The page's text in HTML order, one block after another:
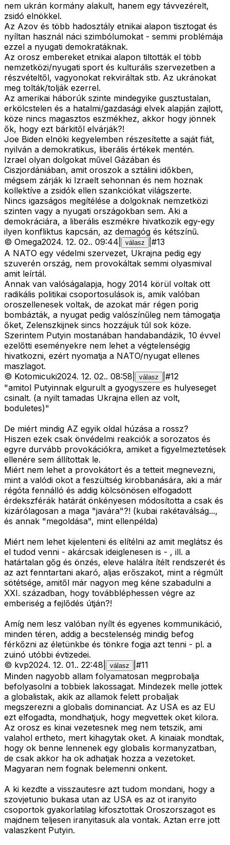
nem ukrán kormány alakult, hanem egy távvezérelt,
zsidó elnökkel.
Az Azov és több hadosztály etnikai alapon tisztogat és
nyíltan használ náci szimbólumokat - semmi problémája
ezzel a nyugati demokratáknak.
Az orosz embereket etnikai alapon tiltották el több
nemzetközi/nyugati sport és kulturális szervezetben a
részvételtől, vagyonokat rekviráltak stb. Az ukránokat
meg tolták/tolják ezerrel.
Az amerikai háborúk szinte mindegyike gusztustalan,
erkölcstelen és a hatalmi/gazdasági elvek alapján zajlott,
köze nincs magasztos eszmékhez, akkor hogy jönnek
ők, hogy ezt bárkitől elvárják?!
Joe Biden elnöki kegyelemben részesítette a saját fiát,
nyilván a demokratikus, liberális értékek mentén.
Izrael olyan dolgokat művel Gázában és
Ciszjordániában, amit oroszok a sztálini időkben,
mégsem zárják ki Izraelt sehonnan és nem hoznak
kollektíve a zsidók ellen szankciókat világszerte.
Nincs igazságos megítélése a dolgoknak nemzetközi
szinten vagy a nyugati országokban sem. Aki a
demokráciára, a liberális eszmékre hivatkozik egy-egy
ilyen konfliktus kapcsán, az demagóg és kétszínű.
© Omega2024. 12. 02.. 09:44 válasz #13
A NATO egy védelmi szervezet, Ukrajna pedig egy
szuverén ország, nem provokáltak semmi olyasmival
amit leírtál.
Annak van valóságalapja, hogy 2014 körül voltak ott
radikális politikai csoportosulások is, amik valóban
oroszellenesek voltak, de azokat már régen porig
bombázták, a nyugat pedig valószínűleg nem támogatja
őket, Zelenszkijnek sincs hozzájuk túl sok köze.
Szerintem Putyin mostanában handabandázik, 10 évvel
ezelőtti eseményekre nem lehet a végtelenségig
hivatkozni, ezért nyomatja a NATO/nyugat ellenes
maszlagot.
© Kotomicuki2024. 12. 02.. 08:58 válasz #12
"amitol Putyinnak elgurult a gyogyszere es hulyeseget
csinalt. (a nyilt tamadas Ukrajna ellen az volt,
boduletes)"
De miért mindig AZ egyik oldal húzása a rossz?
Hiszen ezek csak önvédelmi reakciók a sorozatos és
egyre durvább provokációkra, amiket a figyelmeztetések
ellenére sem állítottak le.
Miért nem lehet a provokátort és a tetteit megnevezni,
mint a valódi okot a feszültség kirobbanására, aki a már
régóta fennálló és addig kölcsönösen elfogadott
érdekszférák határát önkényesen módosította a csak és
kizárólagosan a maga "javára"?! (kubai rakétaválság...,
és annak "megoldása", mint ellenpélda)
Miért nem lehet kijelenteni és elítélni az amit meglátsz és
el tudod venni - akárcsak ideiglenesen is - , ill. a
határtalan gőg és önzés, eleve halálra ítélt rendszerét és
az azt fenntartani akaró, aljas erőszakot, mint a régmúlt
sötétsége, amitől már nagyon meg kéne szabadulni a
XXI. században, hogy továbbléphessen végre az
emberiség a fejlődés útján?!
Amíg nem lesz valóban nyílt és egyenes kommunikáció,
minden téren, addig a becstelenség mindig befog
férkőzni az életünkbe és tönkre fogja azt tenni - pl. a
zuinó utóbbi évtizedei.
© kvp2024. 12. 01.. 22:48 válasz #11
Minden nagyobb allam folyamatosan megprobalja
befolyasolni a tobbiek lakossagat. Mindezek melle jottek
a globalistak, akik az allamok felett probaljak
megszerezni a globalis dominanciat. Az USA es az EU
ezt elfogadta, mondhatjuk, hogy megvettek oket kilora.
Az orosz es kinai vezetesnek meg nem tetszik, ami
valahol ertheto, mert kihagytak oket. A kinaiak mondtak,
hogy ok benne lennenek egy globalis kormanyzatban,
de csak akkor ha ok adhatjak hozza a vezetoket.
Magyaran nem fognak belemenni onkent.
A ki kezdte a visszautesre azt tudom mondani, hogy a
szovjetunio bukasa utan az USA es az ot iranyito
csoportok gyakorlatilag kifosztottak Oroszorszagot es
majdnem teljesen iranyitasuk ala vontak. Aztan erre jott
valaszkent Putyin.